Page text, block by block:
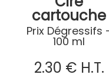
cartouche
verte
phytostérol
de pin
Prix Dégressifs
100 ml
2.30 € H.T.